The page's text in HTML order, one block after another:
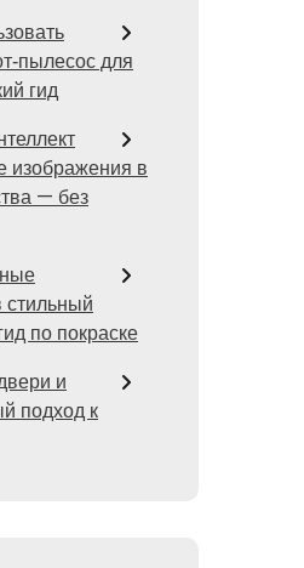
для
гид
изображения в
— без
по покраске
и
подход к